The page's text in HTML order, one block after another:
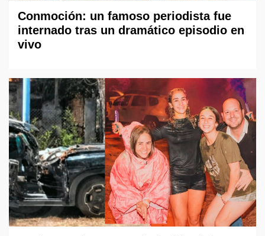
Conmoción: un famoso periodista fue
internado tras un dramático episodio en
vivo